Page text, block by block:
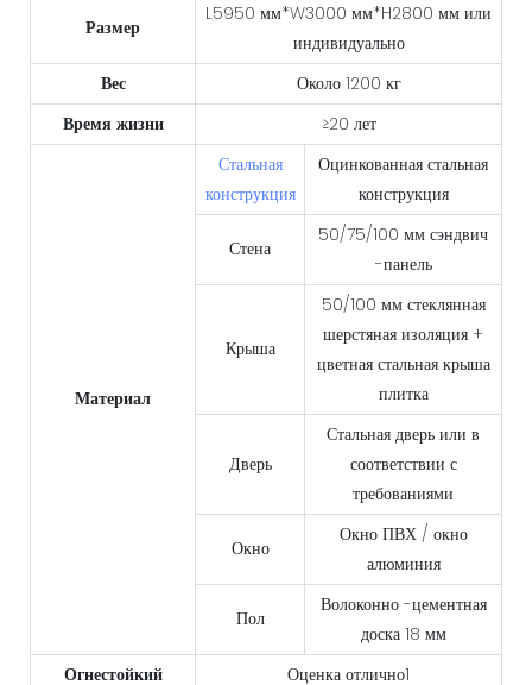
Размер
L5950 мм*W3000 мм*H2800 мм или
индивидуально
Вес
Около 1200 кг
Время жизни
≥20 лет
Материал
Стальная
конструкция
Оцинкованная стальная
конструкция
Стена
50/75/100 мм сэндвич
-панель
Крыша
50/100 мм стеклянная
шерстяная изоляция +
цветная стальная крыша
плитка
Дверь
Стальная дверь или в
соответствии с
требованиями
Окно
Окно ПВХ / окно
алюминия
Пол
Волоконно -цементная
доска 18 мм
Огнестойкий
Оценка отлично1